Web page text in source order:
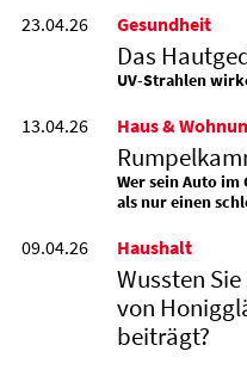
23.04.26 Gesundheit
Das
UV-Strahlen
13.04.26 Haus &
Wer sein Auto
als nur einen
09.04.26 Haushalt
Wussten
von
beiträgt?